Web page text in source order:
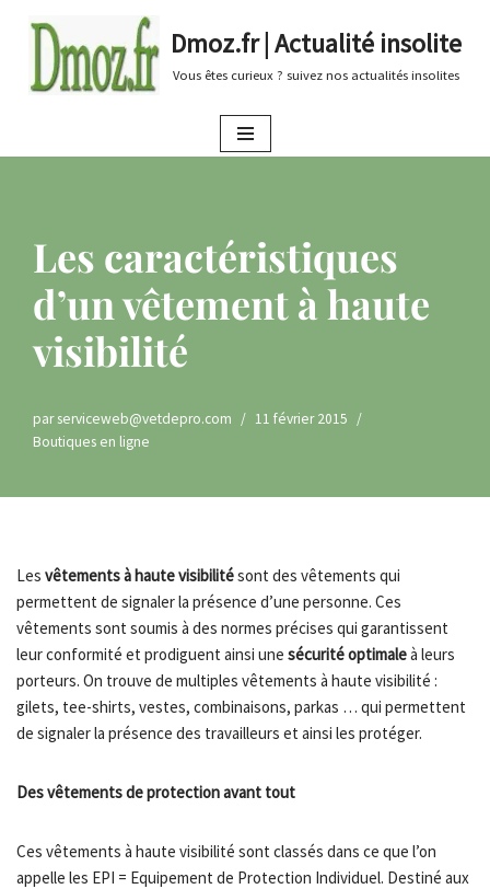
au
Dmoz.fr | Actualité insolite
Vous êtes curieux ? suivez nos actualités insolites
Les caractéristiques
d’un vêtement à haute
visibilité
parserviceweb@vetdepro.com
11 février 2015
Boutiques en ligne
Les vêtements à haute visibilitésont des vêtements qui
permettent de signaler la présence d’une personne. Ces
vêtements sont soumis à des normes précises qui garantissent
leur conformité et prodiguent ainsi une sécurité optimaleà leurs
porteurs. On trouve de multiples vêtements à haute visibilité :
gilets, tee-shirts, vestes, combinaisons, parkas … qui permettent
de signaler la présence des travailleurs et ainsi les protéger.
Des vêtements de protection avant tout
Ces vêtements à haute visibilité sont classés dans ce que l’on
appelle les EPI = Equipement de Protection Individuel. Destiné aux